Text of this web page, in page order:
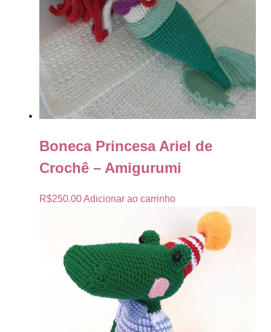
Boneca Princesa Ariel de
Crochê – Amigurumi
R$250.00Adicionar ao carrinho